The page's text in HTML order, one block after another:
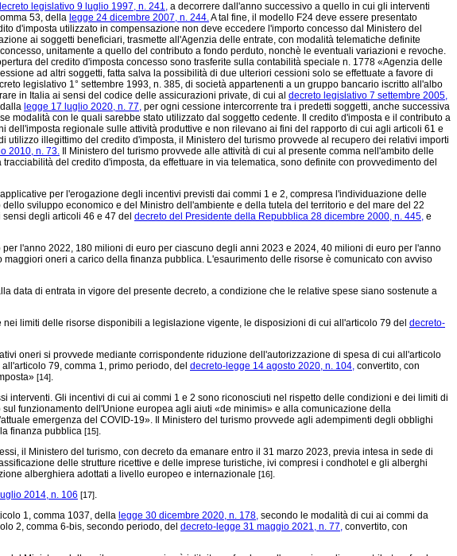
legislativo 9 luglio 1997, n. 241, a decorrere dall'anno successivo a quello in cui gli interventi
53, della legge 24 dicembre 2007, n. 244.A tal fine, il modello F24 deve essere presentato
d'imposta utilizzato in compensazione non deve eccedere l'importo concesso dal Ministero del
ai soggetti beneficiari, trasmette all'Agenzia delle entrate, con modalità telematiche definite
unitamente a quello del contributo a fondo perduto, nonchè le eventuali variazioni e revoche.
del credito d'imposta concesso sono trasferite sulla contabilità speciale n. 1778 «Agenzia delle
ad altri soggetti, fatta salva la possibilità di due ulteriori cessioni solo se effettuate a favore di
legislativo 1° settembre 1993, n. 385, di società appartenenti a un gruppo bancario iscritto all'albo
in Italia ai sensi del codice delle assicurazioni private, di cui al decreto legislativo 7 settembre 2005,
legge 17 luglio 2020, n. 77, per ogni cessione intercorrente tra i predetti soggetti, anche successiva
con le quali sarebbe stato utilizzato dal soggetto cedente. Il credito d'imposta e il contributo a
regionale sulle attività produttive e non rilevano ai fini del rapporto di cui agli articoli 61 e
utilizzo illegittimo del credito d'imposta, il Ministero del turismo provvede al recupero dei relativi importi
2010, n. 73. Il Ministero del turismo provvede alle attività di cui al presente comma nell'ambito delle
del credito d'imposta, da effettuare in via telematica, sono definite con provvedimento del
per l'erogazione degli incentivi previsti dai commi 1 e 2, compresa l'individuazione delle
sviluppo economico e del Ministro dell'ambiente e della tutela del territorio e del mare del 22
degli articoli 46 e 47 del decreto del Presidente della Repubblica 28 dicembre 2000, n. 445, e
l'anno 2022, 180 milioni di euro per ciascuno degli anni 2023 e 2024, 40 milioni di euro per l'anno
oneri a carico della finanza pubblica. L'esaurimento delle risorse è comunicato con avviso
di entrata in vigore del presente decreto, a condizione che le relative spese siano sostenute a
limiti delle risorse disponibili a legislazione vigente, le disposizioni di cui all'articolo 79 del decreto-
oneri si provvede mediante corrispondente riduzione dell'autorizzazione di spesa di cui all'articolo
79, comma 1, primo periodo, del decreto-legge 14 agosto 2020, n. 104, convertito, con
[14].
Gli incentivi di cui ai commi 1 e 2 sono riconosciuti nel rispetto delle condizioni e dei limiti di
funzionamento dell'Unione europea agli aiuti «de minimis» e alla comunicazione della
emergenza del COVID-19». Il Ministero del turismo provvede agli adempimenti degli obblighi
finanza pubblica [15].
il Ministero del turismo, con decreto da emanare entro il 31 marzo 2023, previa intesa in sede di
delle strutture ricettive e delle imprese turistiche, ivi compresi i condhotel e gli alberghi
alberghiera adottati a livello europeo e internazionale [16].
2014, n. 106 [17].
1, comma 1037, della legge 30 dicembre 2020, n. 178, secondo le modalità di cui ai commi da
2, comma 6-bis, secondo periodo, del decreto-legge 31 maggio 2021, n. 77, convertito, con